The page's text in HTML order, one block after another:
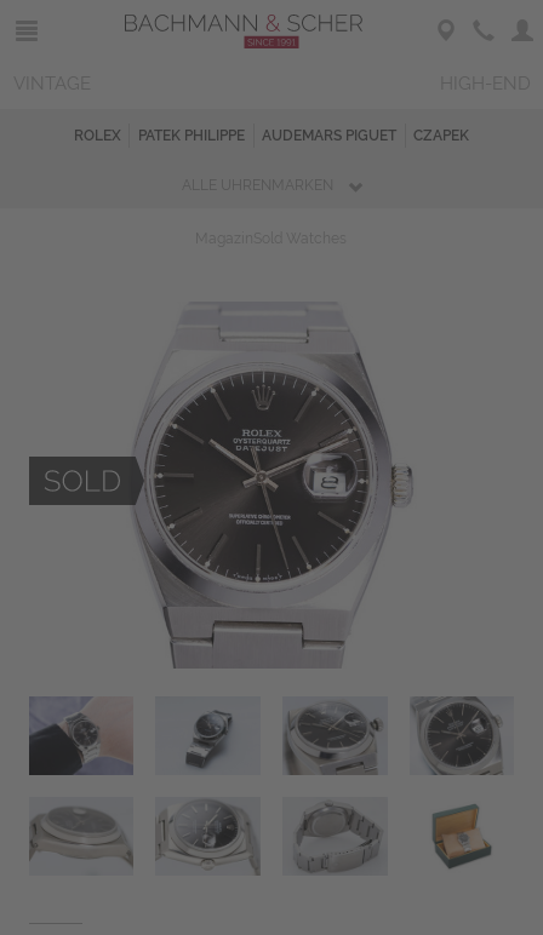
ROLEX PATEK PHILIPPE AUDEMARS PIGUET CZAPEK